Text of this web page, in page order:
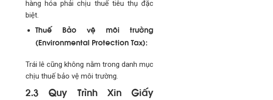
hàng hóa phải chịu thuế tiêu thụ đặc
biệt.
Thuế Bảo vệ môi trường
(Environmental Protection Tax):
Trái lê cũng không nằm trong danh mục
chịu thuế bảo vệ môi trường.
2.3 Quy Trình Xin Giấy